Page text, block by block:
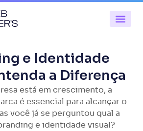
e Identidade
a Diferença
está em crescimento, a
é essencial para alcançar o
você já se perguntou qual a
e identidade visual?